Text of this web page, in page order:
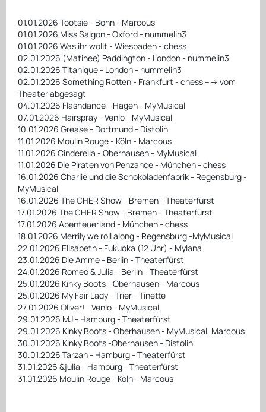
01.01.2026 Tootsie - Bonn - Marcous
01.01.2026 Miss Saigon - Oxford - nummelin3
01.01.2026 Was ihr wollt - Wiesbaden - chess
02.01.2026 (Matinee) Paddington - London - nummelin3
02.01.2026 Titanique - London - nummelin3
02.01.2026 Something Rotten - Frankfurt - chess ---> vom
Theater abgesagt
04.01.2026 Flashdance - Hagen - MyMusical
07.01.2026 Hairspray - Venlo - MyMusical
10.01.2026 Grease - Dortmund - Distolin
11.01.2026 Moulin Rouge - Köln - Marcous
11.01.2026 Cinderella - Oberhausen - MyMusical
11.01.2026 Die Piraten von Penzance - München - chess
16.01.2026 Charlie und die Schokoladenfabrik - Regensburg -
MyMusical
16.01.2026 The CHER Show - Bremen - Theaterfürst
17.01.2026 The CHER Show - Bremen - Theaterfürst
17.01.2026 Abenteuerland - München - chess
18.01.2026 Merrily we roll along - Regensburg -MyMusical
22.01.2026 Elisabeth - Fukuoka (12 Uhr) - Mylana
23.01.2026 Die Amme - Berlin - Theaterfürst
24.01.2026 Romeo & Julia - Berlin - Theaterfürst
25.01.2026 Kinky Boots - Oberhausen - Marcous
25.01.2026 My Fair Lady - Trier - Tinette
27.01.2026 Oliver! - Venlo - MyMusical
29.01.2026 MJ - Hamburg - Theaterfürst
29.01.2026 Kinky Boots - Oberhausen - MyMusical, Marcous
30.01.2026 Kinky Boots -Oberhausen - Distolin
30.01.2026 Tarzan - Hamburg - Theaterfürst
31.01.2026 &julia - Hamburg - Theaterfürst
31.01.2026 Moulin Rouge - Köln - Marcous